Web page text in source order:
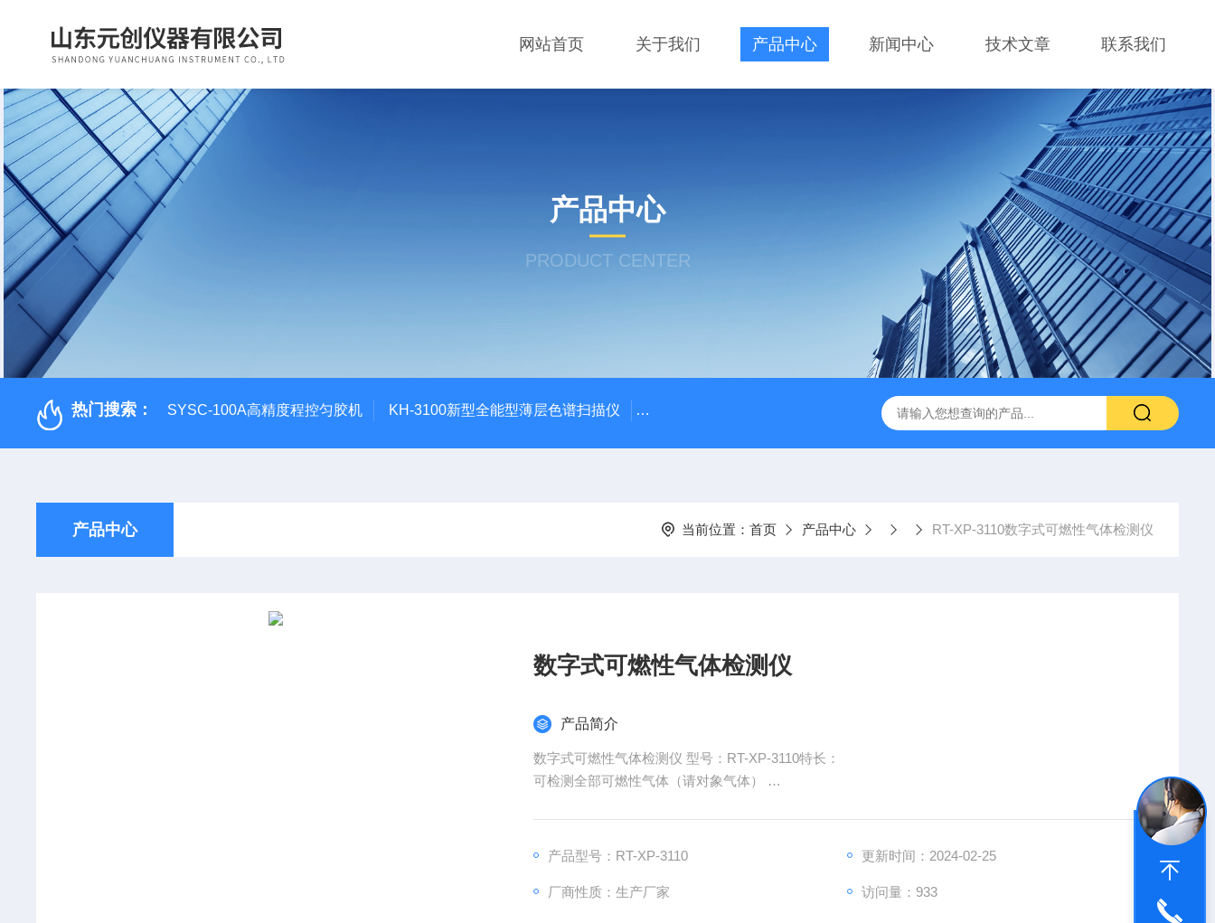
网站首页 关于我们 产品中心 新闻中心 技术文章 联系我们
产品中心
PRODUCT CENTER
热门搜索： SYSC-100A高精度程控匀胶机 KH-3100新型全能型薄层色谱扫描仪 DGJ-03电工技术实验装置 CS-300轨道式摇床 JKG-203新型冷原子吸收测汞仪
产品中心 当前位置： 首页 产品中心 RT-XP-3110数字式可燃性气体检测仪
数字式可燃性气体检测仪
产品简介
数字式可燃性气体检测仪 型号：RT-XP-3110特长：
可检测全部可燃性气体（请对象气体）
产品型号：RT-XP-3110 更新时间：2024-02-25
厂商性质：生产厂家 访问量：933